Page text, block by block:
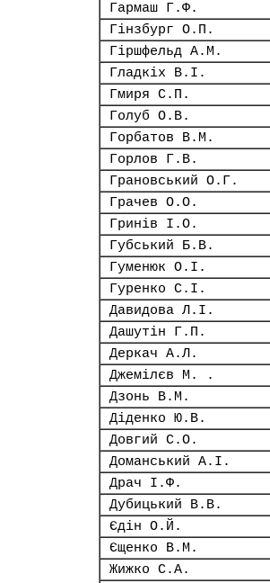
Гармаш Г.Ф.
Гінзбург О.П.
Гіршфельд А.М.
Гладкіх В.І.
Гмиря С.П.
Голуб О.В.
Горбатов В.М.
Горлов Г.В.
Грановський О.Г.
Грачев О.О.
Гринів І.О.
Губський Б.В.
Гуменюк О.І.
Гуренко С.І.
Давидова Л.І.
Дашутін Г.П.
Деркач А.Л.
Джемілєв М. .
Дзонь В.М.
Діденко Ю.В.
Довгий С.О.
Доманський А.І.
Драч І.Ф.
Дубицький В.В.
Єдін О.Й.
Єщенко В.М.
Жижко С.А.